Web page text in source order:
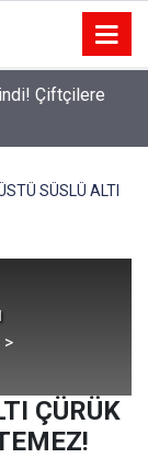
Çiftçilere
SÜSLÜ ALTI
>
ÇÜRÜK